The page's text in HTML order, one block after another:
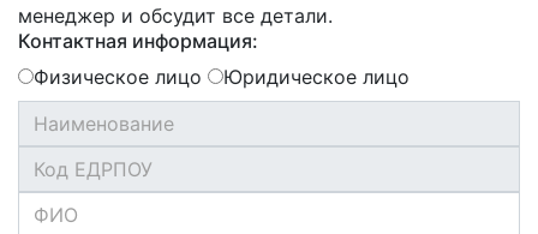
менеджер и обсудит все детали.
Контактная информация:
Физическое лицо
Юридическое лицо